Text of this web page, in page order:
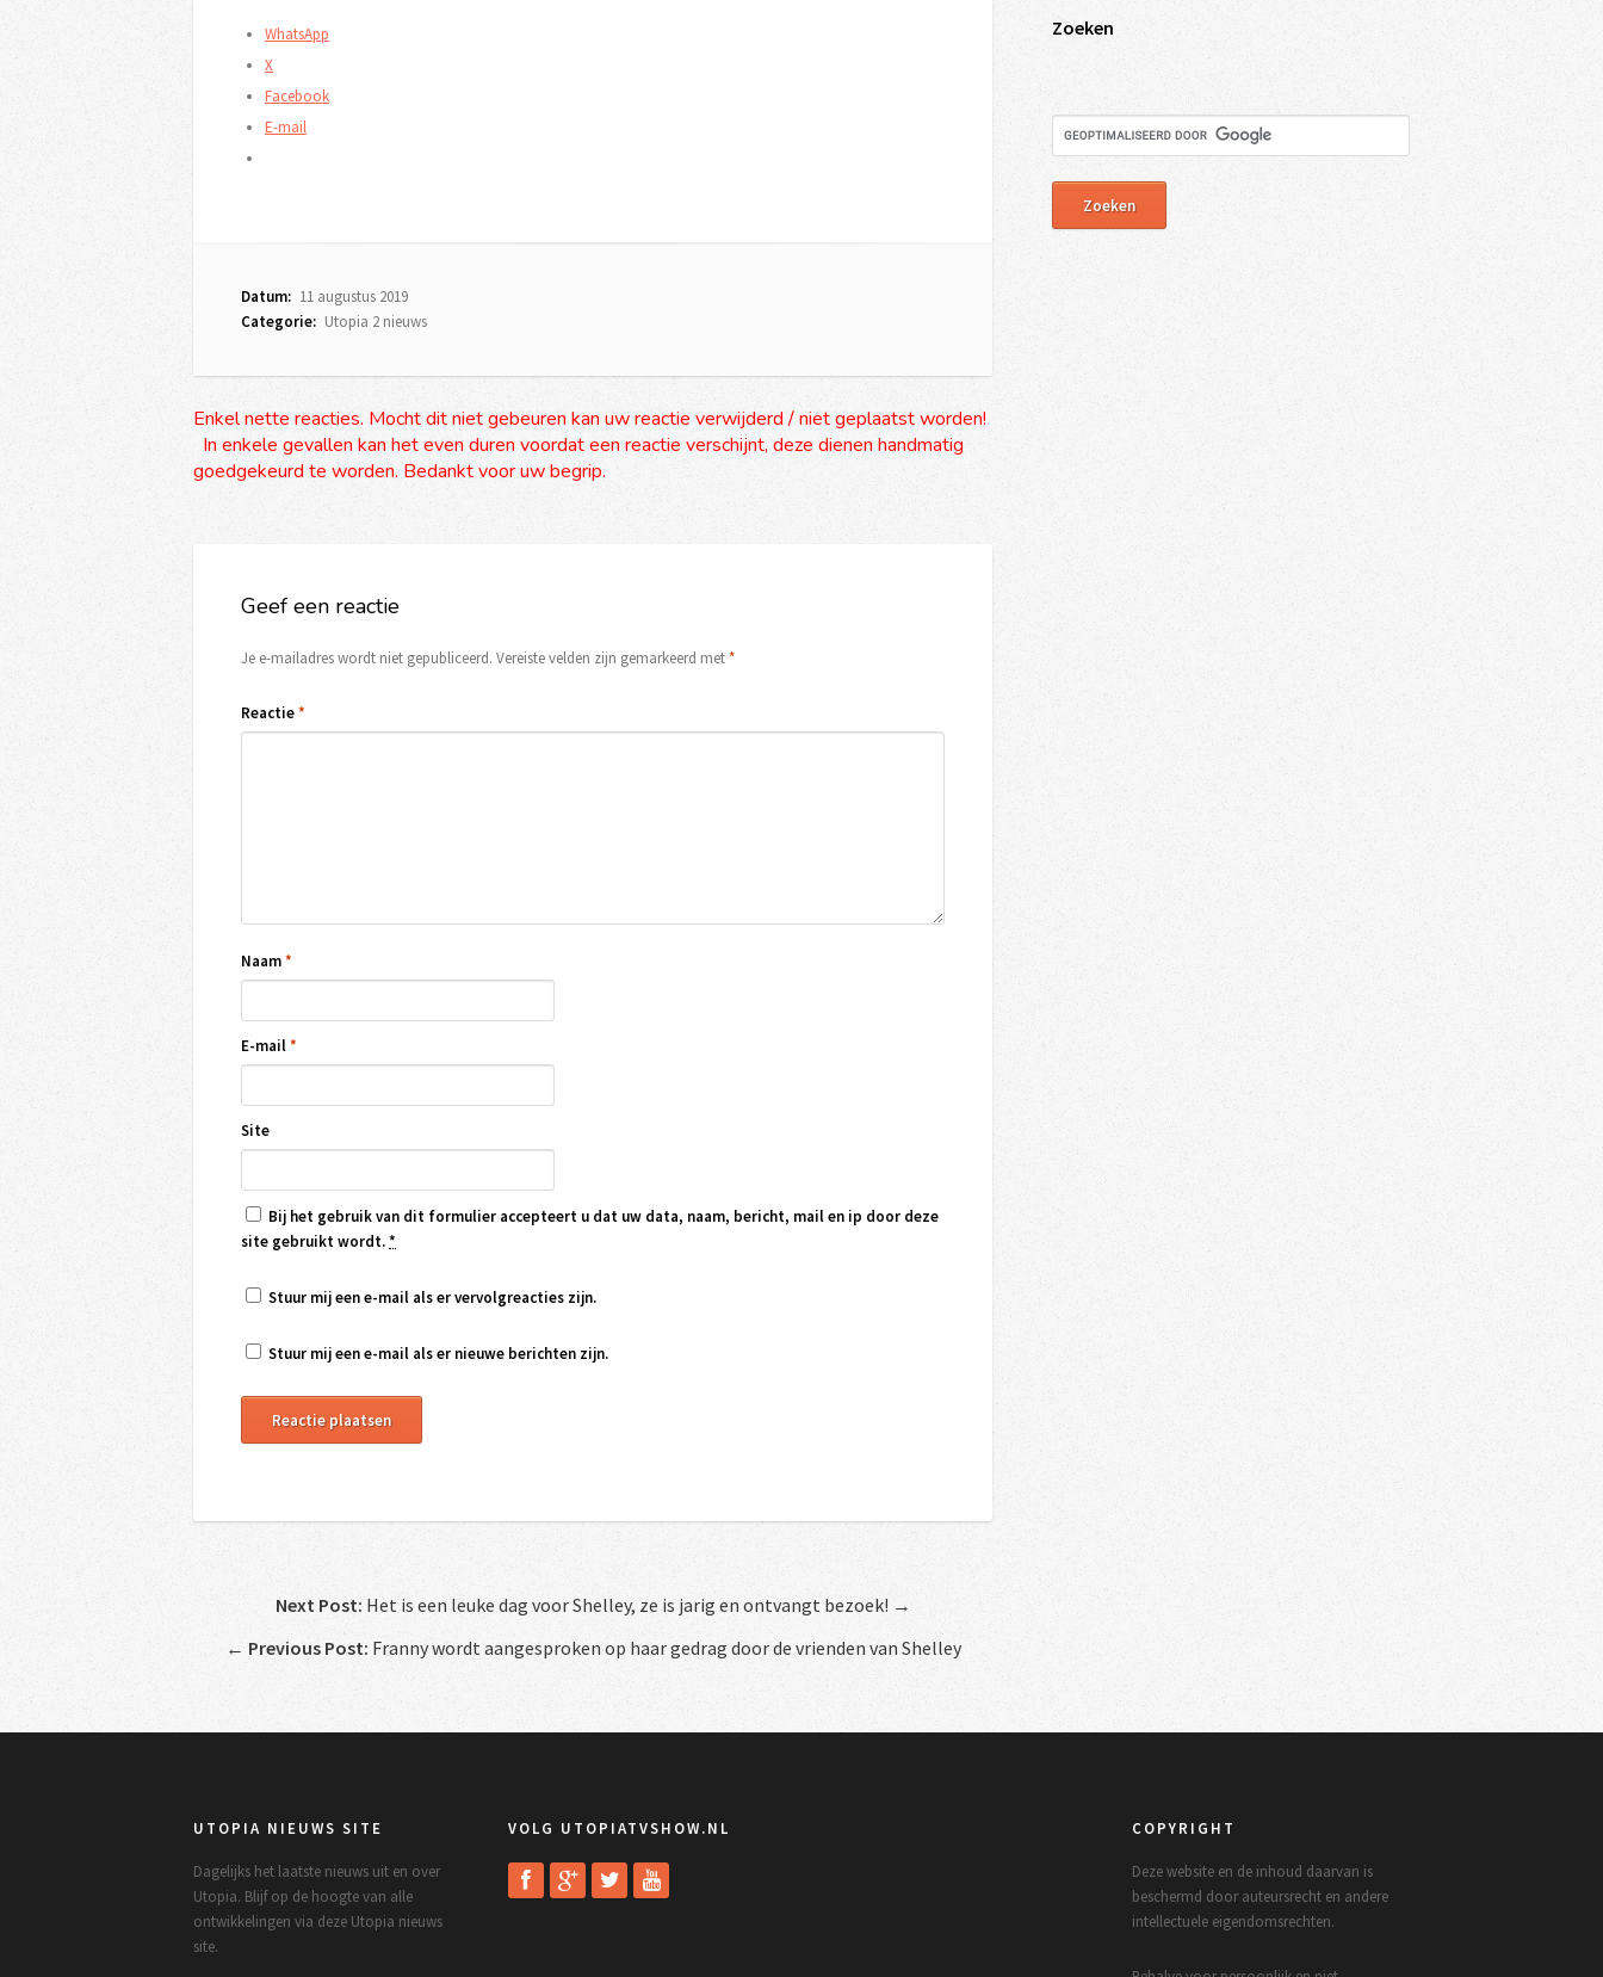
WhatsApp
X
Facebook
E-mail
Datum: 11 augustus 2019
Categorie: Utopia 2 nieuws
Enkel nette reacties. Mocht dit niet gebeuren kan uw reactie verwijderd / niet geplaatst worden!
In enkele gevallen kan het even duren voordat een reactie verschijnt, deze dienen handmatig
goedgekeurd te worden. Bedankt voor uw begrip.
Geef een reactie
Je e-mailadres wordt niet gepubliceerd. Vereiste velden zijn gemarkeerd met*
Reactie*
Naam*
E-mail*
Site
Bij het gebruik van dit formulier accepteert u dat uw data, naam, bericht, mail en ip door deze
site gebruikt wordt.*
Stuur mij een e-mail als er vervolgreacties zijn.
Stuur mij een e-mail als er nieuwe berichten zijn.
Next Post: Het is een leuke dag voor Shelley, ze is jarig en ontvangt bezoek! →
← Previous Post: Franny wordt aangesproken op haar gedrag door de vrienden van Shelley
Zoeken
UTOPIA NIEUWS SITE
Dagelijks het laatste nieuws uit en over
Utopia. Blijf op de hoogte van alle
ontwikkelingen via deze Utopia nieuws
site.
VOLG UTOPIATVSHOW.NL COPYRIGHT
Deze website en de inhoud daarvan is
beschermd door auteursrecht en andere
intellectuele eigendomsrechten.